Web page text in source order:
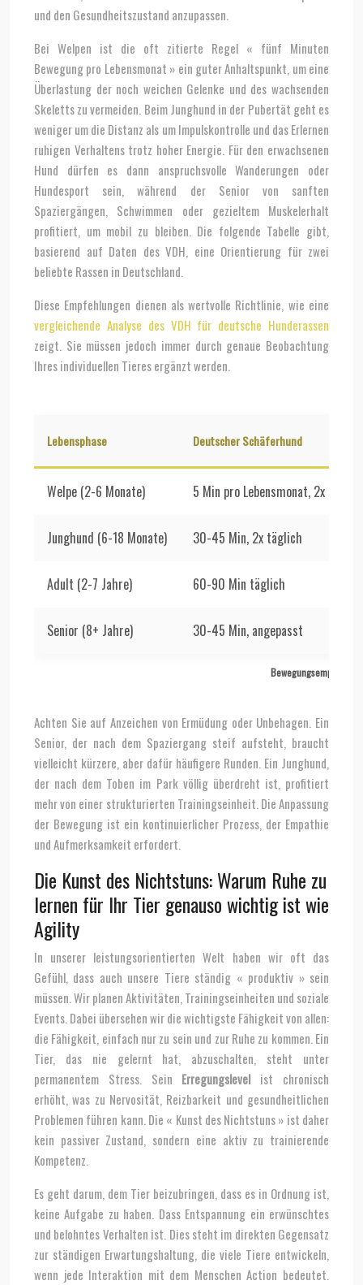
und den Gesundheitszustand anzupassen.
Bei Welpen ist die oft zitierte Regel « fünf Minuten
Bewegung pro Lebensmonat » ein guter Anhaltspunkt, um eine
Überlastung der noch weichen Gelenke und des wachsenden
Skeletts zu vermeiden. Beim Junghund in der Pubertät geht es
weniger um die Distanz als um Impulskontrolle und das Erlernen
ruhigen Verhaltens trotz hoher Energie. Für den erwachsenen
Hund dürfen es dann anspruchsvolle Wanderungen oder
Hundesport sein, während der Senior von sanften
Spaziergängen, Schwimmen oder gezieltem Muskelerhalt
profitiert, um mobil zu bleiben. Die folgende Tabelle gibt,
basierend auf Daten des VDH, eine Orientierung für zwei
beliebte Rassen in Deutschland.
Diese Empfehlungen dienen als wertvolle Richtlinie, wie eine
vergleichende Analyse des VDH für deutsche Hunderassen
zeigt. Sie müssen jedoch immer durch genaue Beobachtung
Ihres individuellen Tieres ergänzt werden.
Lebensphase Deutscher Schäferhund
Welpe (2-6 Monate) 5 Min pro Lebensmonat, 2x täglich
Junghund (6-18 Monate) 30-45 Min, 2x täglich
Adult (2-7 Jahre) 60-90 Min täglich
Senior (8+ Jahre) 30-45 Min, angepasst
Achten Sie auf Anzeichen von Ermüdung oder Unbehagen. Ein
Senior, der nach dem Spaziergang steif aufsteht, braucht
vielleicht kürzere, aber dafür häufigere Runden. Ein Junghund,
der nach dem Toben im Park völlig überdreht ist, profitiert
mehr von einer strukturierten Trainingseinheit. Die Anpassung
der Bewegung ist ein kontinuierlicher Prozess, der Empathie
und Aufmerksamkeit erfordert.
Die Kunst des Nichtstuns: Warum Ruhe zu
lernen für Ihr Tier genauso wichtig ist wie
Agility
In unserer leistungsorientierten Welt haben wir oft das
Gefühl, dass auch unsere Tiere ständig « produktiv » sein
müssen. Wir planen Aktivitäten, Trainingseinheiten und soziale
Events. Dabei übersehen wir die wichtigste Fähigkeit von allen:
die Fähigkeit, einfach nur zu sein und zur Ruhe zu kommen. Ein
Tier, das nie gelernt hat, abzuschalten, steht unter
permanentem Stress. Sein Erregungslevelist chronisch
erhöht, was zu Nervosität, Reizbarkeit und gesundheitlichen
Problemen führen kann. Die « Kunst des Nichtstuns » ist daher
kein passiver Zustand, sondern eine aktiv zu trainierende
Kompetenz.
Es geht darum, dem Tier beizubringen, dass es in Ordnung ist,
keine Aufgabe zu haben. Dass Entspannung ein erwünschtes
und belohntes Verhalten ist. Dies steht im direkten Gegensatz
zur ständigen Erwartungshaltung, die viele Tiere entwickeln,
wenn jede Interaktion mit dem Menschen Action bedeutet.